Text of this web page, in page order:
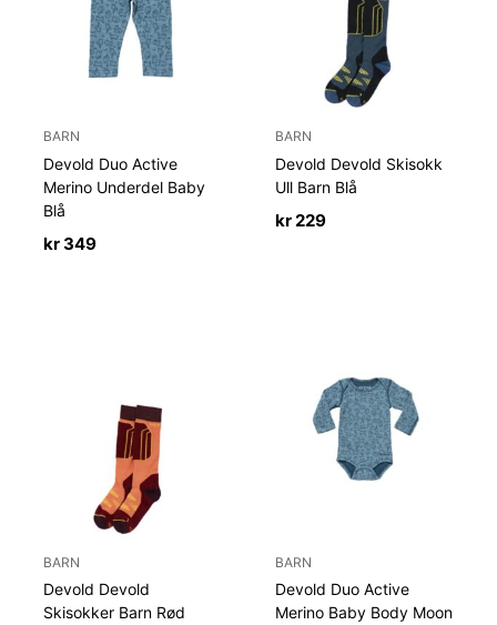
BARN
Devold Duo Active
Merino Underdel Baby
Blå
kr349
BARN
Devold Devold Skisokk
Ull Barn Blå
kr 229
BARN
Devold Devold
Skisokker Barn Rød
BARN
Devold Duo Active
Merino Baby Body Moon